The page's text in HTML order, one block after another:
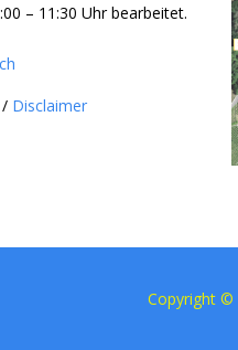
– 11:30 Uhr bearbeitet.
/ Disclaimer
Copyright ©